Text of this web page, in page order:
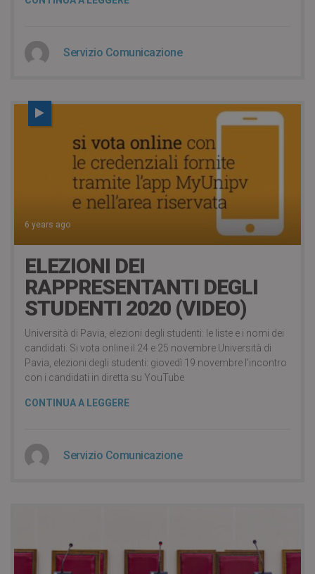
Servizio Comunicazione
6 years ago
ELEZIONI DEI
RAPPRESENTANTI DEGLI
STUDENTI 2020 (VIDEO)
Università di Pavia, elezioni degli studenti: le liste e i nomi dei
candidati. Si vota online il 24 e 25 novembre Università di
Pavia, elezioni degli studenti: giovedì 19 novembre l’incontro
con i candidati in diretta su YouTube
CONTINUA A LEGGERE
Servizio Comunicazione